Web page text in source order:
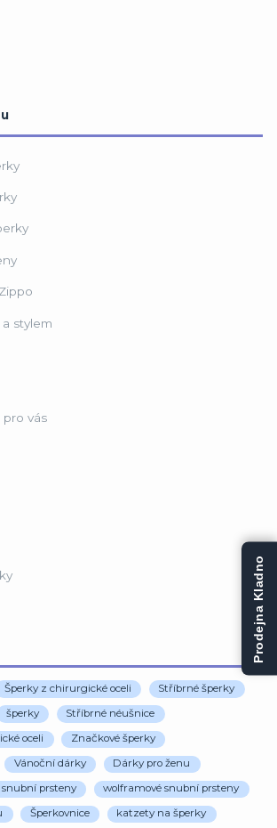
stylem
pro vás
Šperky z chirurgické oceli Stříbrné šperky
šperky Stříbrné néušnice
oceli Značkové šperky
Vánoční dárky Dárky pro ženu
snubní prsteny wolframové snubní prsteny
Šperkovnice katzety na šperky
Prodejna Kladno